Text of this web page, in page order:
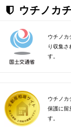
ウチノカ
ウチノカ
り収集
す。
ウチノカ
保護に留
す。